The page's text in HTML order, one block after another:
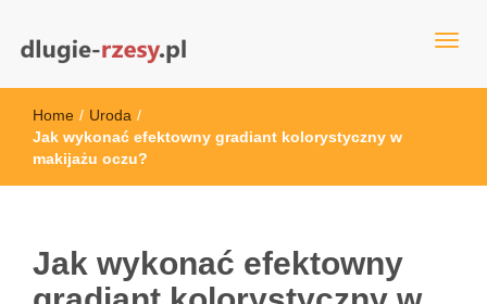
dlugie-rzesy.pl
Home / Uroda /
Jak wykonać efektowny gradiant kolorystyczny w
makijażu oczu?
Jak wykonać efektowny